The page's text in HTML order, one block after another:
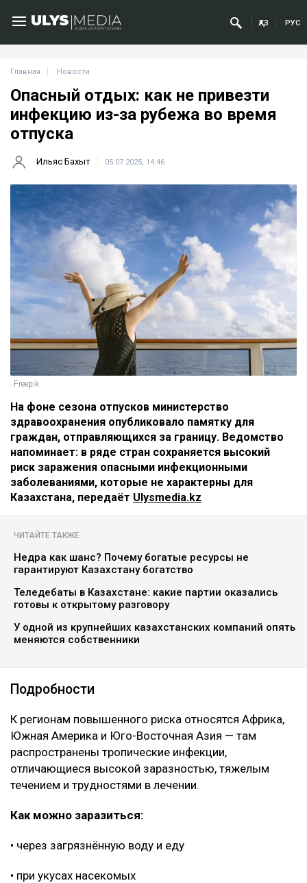
ҚАЗ РУС
Главная Новости
Опасный отдых: как не привезти
инфекцию из-за рубежа во время
отпуска
Ильяс Бахыт 05.07.2025, 14:46
Freepik
На фоне сезона отпусков министерство
здравоохранения опубликовало памятку для
граждан, отправляющихся за границу. Ведомство
напоминает: в ряде стран сохраняется высокий
риск заражения опасными инфекционными
заболеваниями, которые не характерны для
Казахстана, передаёт Ulysmedia.kz
ЧИТАЙТЕ ТАКЖЕ
Недра как шанс? Почему богатые ресурсы не
гарантируют Казахстану богатство
Теледебаты в Казахстане: какие партии оказались
готовы к открытому разговору
У одной из крупнейших казахстанских компаний опять
меняются собственники
Подробности
К регионам повышенного риска относятся Африка,
Южная Америка и Юго-Восточная Азия — там
распространены тропические инфекции,
отличающиеся высокой заразностью, тяжелым
течением и трудностями в лечении.
Как можно заразиться:
• через загрязнённую воду и еду
• при укусах насекомых